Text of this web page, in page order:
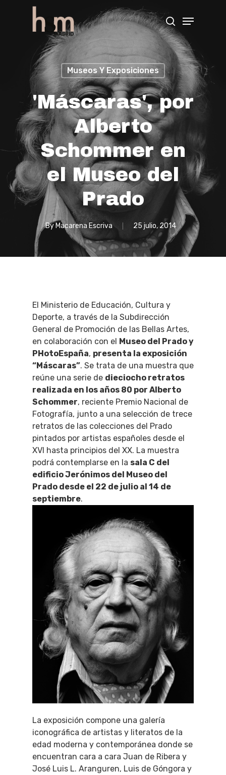
Hit enter to search or ESC to close
Museos Y Exposiciones
'Máscaras', por
Alberto
Schommer en
el Museo del
Prado
By Macarena Escriva 25 julio, 2014
El Ministerio de Educación, Cultura y
Deporte, a través de la Subdirección
General de Promoción de las Bellas Artes,
en colaboración con el Museo del Prado y
PHotoEspaña, presenta la exposición
“Máscaras”. Se trata de una muestra que
reúne una serie de dieciocho retratos
realizada en los años 80 por Alberto
Schommer, reciente Premio Nacional de
Fotografía, junto a una selección de trece
retratos de las colecciones del Prado
pintados por artistas españoles desde el
XVI hasta principios del XX. La muestra
podrá contemplarse en la sala C del
edificio Jerónimos del Museo del
Prado desde el 22 de julio al 14 de
septiembre.
La exposición compone una galería
iconográfica de artistas y literatos de la
edad moderna y contemporánea donde se
encuentran cara a cara Juan de Ribera y
José Luis L. Aranguren, Luis de Góngora y